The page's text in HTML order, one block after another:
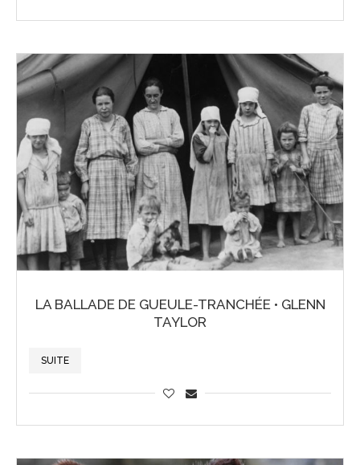
LA BALLADE DE GUEULE-TRANCHÉE • GLENN
TAYLOR
SUITE